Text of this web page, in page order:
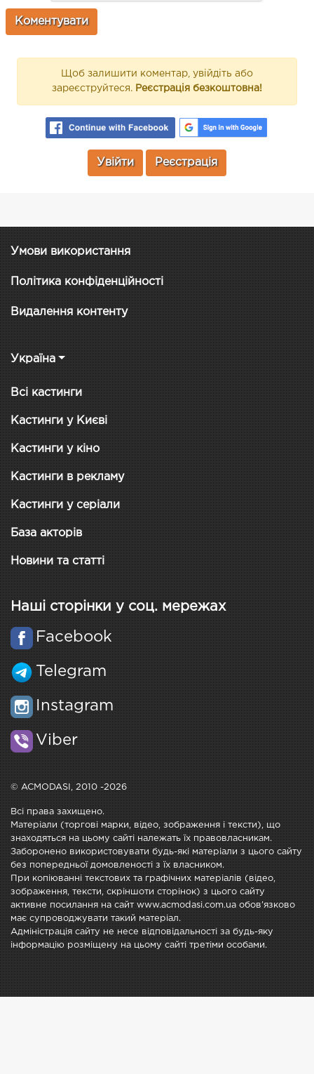
Щоб залишити коментар, увійдіть або
зареєструйтеся. Реєстрація безкоштовна!
Увійти Реєстрація
Умови використання
Політика конфіденційності
Видалення контенту
Україна
Всі кастинги
Кастинги у Києві
Кастинги у кіно
Кастинги в рекламу
Кастинги у серіали
База акторів
Новини та статті
Наші сторінки у соц. мережах
Facebook
Telegram
Instagram
Viber
© ACMODASI, 2010 -2026
Всі права захищено.
Матеріали (торгові марки, відео, зображення і тексти), що
знаходяться на цьому сайті належать їх правовласникам.
Заборонено використовувати будь-які матеріали з цього сайту
без попередньої домовленості з їх власником.
При копіюванні текстових та графічних матеріалів (відео,
зображення, тексти, скріншоти сторінок) з цього сайту
активне посилання на сайт www.acmodasi.com.ua обов'язково
має супроводжувати такий матеріал.
Адміністрація сайту не несе відповідальності за будь-яку
інформацію розміщену на цьому сайті третіми особами.